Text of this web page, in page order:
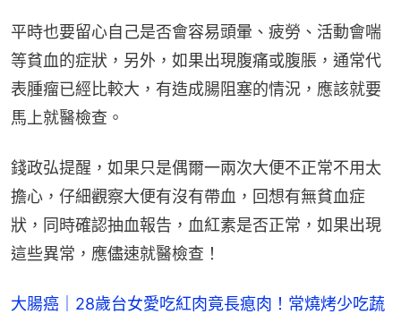
平時也要留心自己是否會容易頭暈、疲勞、活動會喘
等貧血的症狀，另外，如果出現腹痛或腹脹，通常代
表腫瘤已經比較大，有造成腸阻塞的情況，應該就要
馬上就醫檢查。
錢政弘提醒，如果只是偶爾一兩次大便不正常不用太
擔心，仔細觀察大便有沒有帶血，回想有無貧血症
狀，同時確認抽血報告，血紅素是否正常，如果出現
這些異常，應儘速就醫檢查！
大腸癌｜28歲台女愛吃紅肉竟長瘜肉！常燒烤少吃蔬